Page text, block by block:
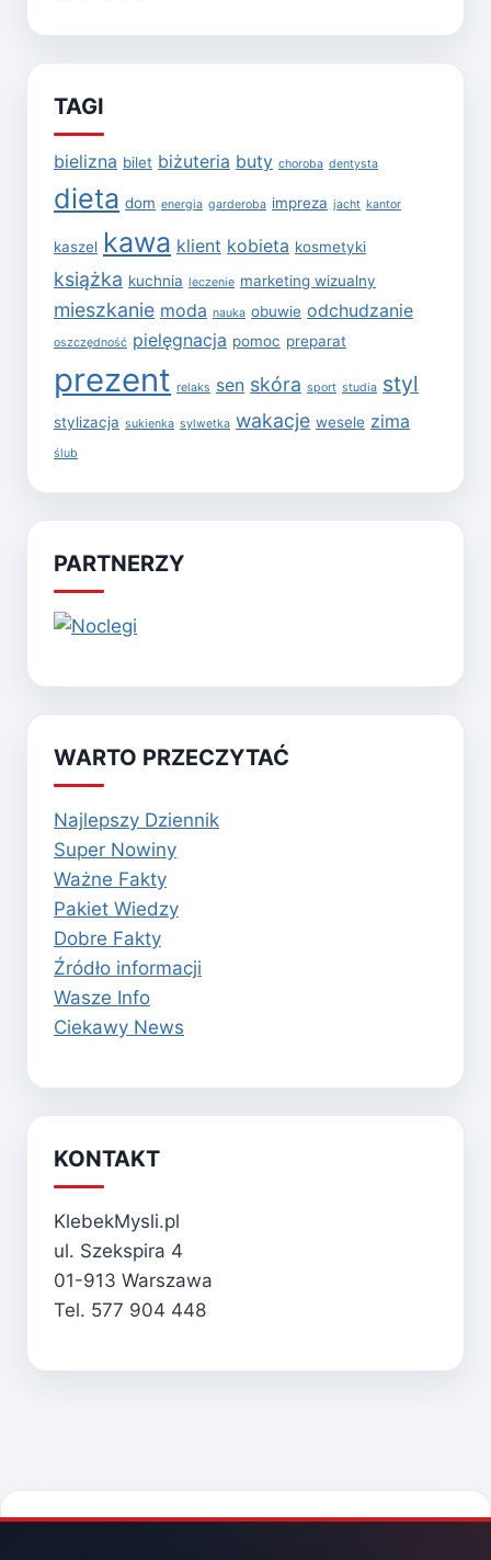
TAGI
bielizna bilet biżuteria buty choroba dentysta
dieta dom energia garderoba impreza jacht kantor
kaszel kawa klient kobieta kosmetyki
książka kuchnia leczenie marketing wizualny
mieszkanie moda nauka obuwie odchudzanie
oszczędność pielęgnacja pomoc preparat
prezent relaks sen skóra sport studia styl
stylizacja sukienka sylwetka wakacje wesele zima
ślub
PARTNERZY
WARTO PRZECZYTAĆ
Najlepszy Dziennik
Super Nowiny
Ważne Fakty
Pakiet Wiedzy
Dobre Fakty
Źródło informacji
Wasze Info
Ciekawy News
KONTAKT
KlebekMysli.pl
ul. Szekspira 4
01-913 Warszawa
Tel. 577 904 448